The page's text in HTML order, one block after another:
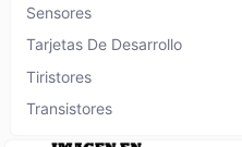
Sensores
Tarjetas De Desarrollo
Tiristores
Transistores